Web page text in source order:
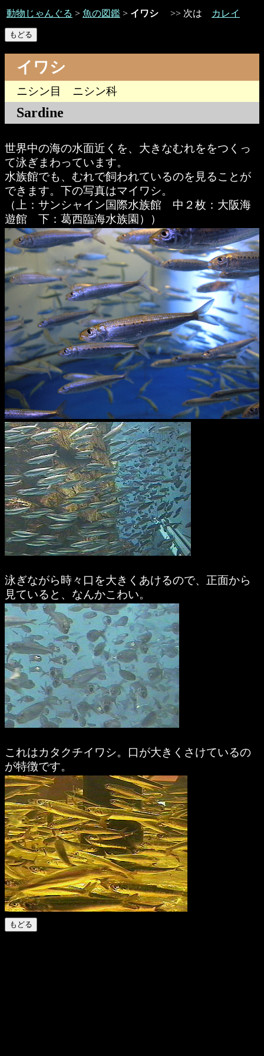
動物じゃんぐる > 魚の図鑑 > イワシ >> 次は カレイ
イワシ
ニシン目 ニシン科
Sardine
世界中の海の水面近くを、大きなむれををつくっ
て泳ぎまわっています。
水族館でも、むれで飼われているのを見ることが
できます。下の写真はマイワシ。
（上：サンシャイン国際水族館 中２枚：大阪海
遊館 下：葛西臨海水族園））
泳ぎながら時々口を大きくあけるので、正面から
見ていると、なんかこわい。
これはカタクチイワシ。口が大きくさけているの
が特徴です。